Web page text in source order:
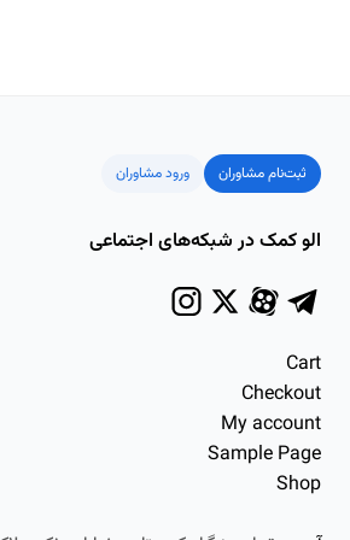
ثبت‌نام مشاوران ورود مشاوران
الو کمک در شبکه‌های اجتماعی
Cart
Checkout
My account
Sample Page
Shop